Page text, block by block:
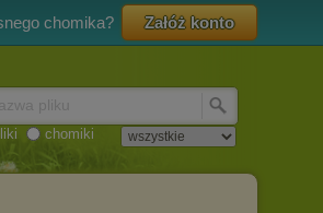
chomika? Załóż konto
chomiki